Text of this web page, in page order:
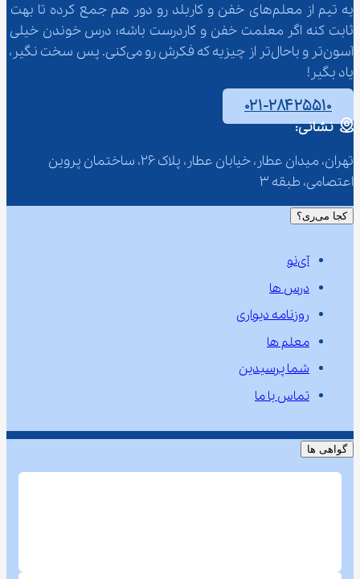
یه تیم از معلم‌‌های خفن و کاربلد رو دور هم جمع کرده تا بهت
ثابت کنه اگر معلمت خفن و کاردرست باشه؛ درس خوندن خیلی
آسون‌تر و باحال‌تر از چیزیه که فکرش رو می‌کنی. پس سخت نگیر،
یاد بگیر!
۰۲۱-۲۸۴۲۵۵۱۰
نشانی:
تهران، میدان عطار، خیابان عطار، پلاک 26، ساختمان پروین
اعتصامی، طبقه 3
کجا می‌ری؟
آی‌نو
درس ها
روزنامه دیواری
معلم ها
شما پرسیدین
تماس با ما
گواهی ها